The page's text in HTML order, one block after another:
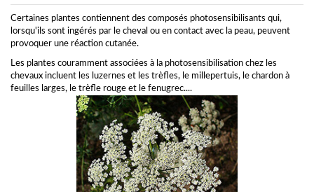
Certaines plantes contiennent des composés photosensibilisants qui,
lorsqu'ils sont ingérés par le cheval ou en contact avec la peau, peuvent
provoquer une réaction cutanée.
Les plantes couramment associées à la photosensibilisation chez les
chevaux incluent les luzernes et les trèfles, le millepertuis, le chardon à
feuilles larges, le trèfle rouge et le fenugrec....